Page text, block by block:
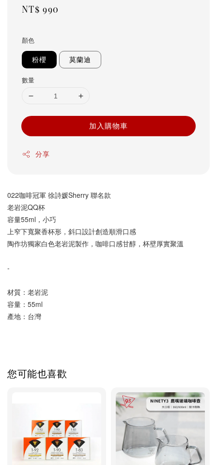
Regular
NT$ 990
顏色
粉櫻 莫蘭迪
數量
加入購物車
分享
022咖啡冠軍 徐詩媛Sherry 聯名款
老岩泥QQ杯
容量55ml，小巧
上窄下寬聚香杯形，斜口設計創造順滑口感
陶作坊獨家白色老岩泥製作，咖啡口感甘醇，杯壁厚實聚溫
-
材質：老岩泥
容量：55ml
產地：台灣
您可能也喜歡